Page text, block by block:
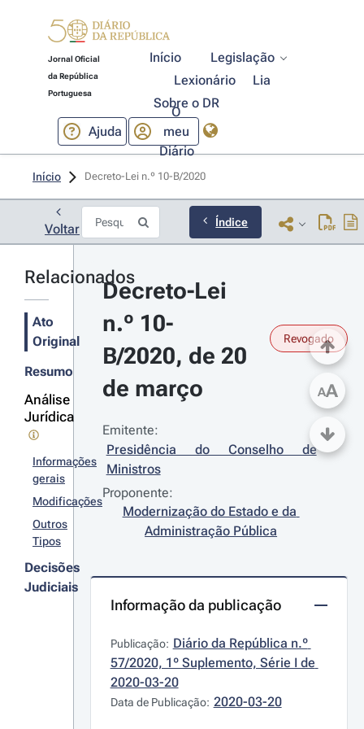
Jornal Oficial
da República
Portuguesa
Início
Legislação
Lexionário
Lia
Sobre o DR
Ajuda
O
meu
Diário
Início Decreto-Lei n.º 10-B/2020
Voltar Índice
Relacionados
Ato
Original
Resumo
Análise
Jurídica
Informações
gerais
Modificações
Outros
Tipos
Decisões
Judiciais
Decreto-Lei
n.º 10-
B/2020, de 20
de março
Revogado
Emitente:
Presidência do Conselho de
Ministros
Proponente:
Modernização do Estado e da
Administração Pública
Informação da publicação
Publicação: Diário da República n.º
57/2020, 1º Suplemento, Série I de
2020-03-20
Data de Publicação: 2020-03-20
AA